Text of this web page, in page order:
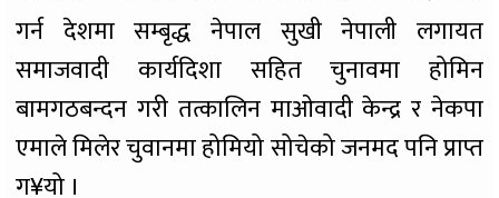
गर्न देशमा सम्बृद्ध नेपाल सुखी नेपाली लगायत
समाजवादी कार्यदिशा सहित चुनावमा होमिन
बामगठबन्दन गरी तत्कालिन माओवादी केन्द्र र नेकपा
एमाले मिलेर चुवानमा होमियो सोचेको जनमद पनि प्राप्त
ग¥यो ।